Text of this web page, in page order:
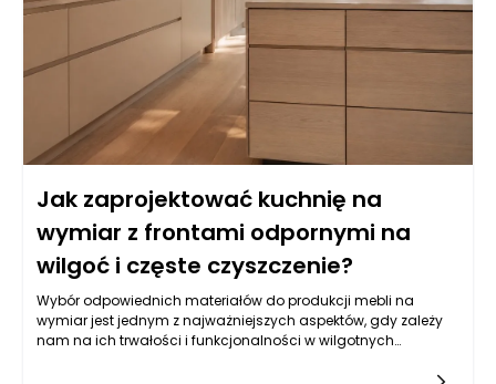
Jak zaprojektować kuchnię na
wymiar z frontami odpornymi na
wilgoć i częste czyszczenie?
Wybór odpowiednich materiałów do produkcji mebli na
wymiar jest jednym z najważniejszych aspektów, gdy zależy
nam na ich trwałości i funkcjonalności w wilgotnych